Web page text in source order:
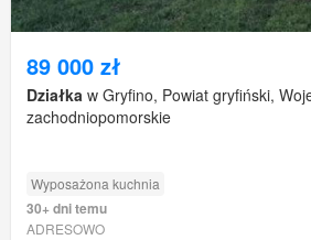
89 000 zł
Działka w Gryfino, Powiat gryfiński,
zachodniopomorskie
Wyposażona kuchnia
30+ dni temu
ADRESOWO